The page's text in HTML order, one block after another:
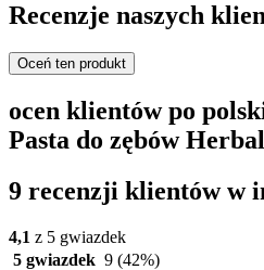
Recenzje naszych
Oceń ten produkt
ocen klientów po
Pasta do zębów
9 recenzji klientów w
4,1 z 5 gwiazdek
5 gwiazdek 9 (42%)